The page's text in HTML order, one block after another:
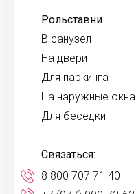
Рольставни
В санузел
На двери
Для паркинга
На наружные окна
Для беседки
Связаться:
8 800 707 71 40